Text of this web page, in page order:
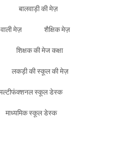
बालवाड़ी की मेज़
मेज़ शैक्षिक मेज़
शिक्षक की मेज कक्षा
लकड़ी की स्कूल की मेज़
स्कूल डेस्क
माध्यमिक स्कूल डेस्क